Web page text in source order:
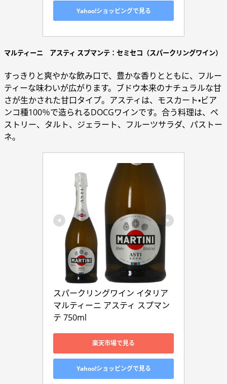
Yahoo!ショッピングで見る
マルティーニ アスティ スプマンテ：セミセコ（スパークリングワイン）
すっきりと爽やかな飲み口で、豊かな香りとともに、フルー
ティーな味わいが広がります。ブドウ本来のナチュラルな甘
さが生かされた甘口タイプ。アスティは、モスカート・ビア
ンコ種100％で造られるDOCGワインです。合う料理は、ペ
ストリー、タルト、ジェラート、フルーツサラダ、パストー
ネ。
スパークリングワイン イタリア
マルティーニ アスティ スプマン
テ 750ml
楽天市場で見る
Yahoo!ショッピングで見る